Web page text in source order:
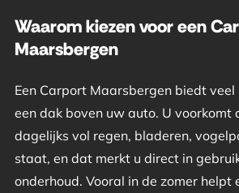
Waarom kiezen voor een
Maarsbergen
Een Carport Maarsbergen biedt
een dak boven uw auto. U voorkomt
dagelijks vol regen, bladeren,
staat, en dat merkt u direct in
onderhoud. Vooral in de zomer helpt